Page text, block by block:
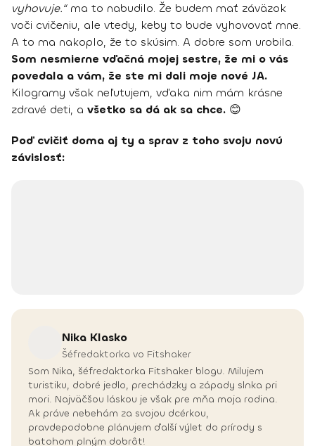
vyhovuje.“ma to nabudilo. Že budem mať záväzok
voči cvičeniu, ale vtedy, keby to bude vyhovovať mne.
A to ma nakoplo, že to skúsim. A dobre som urobila.
Som nesmierne vďačná mojej sestre, že mi o vás
povedala a vám, že ste mi dali moje nové JA.
Kilogramy však neľutujem, vďaka nim mám krásne
zdravé deti, a všetko sa dá ak sa chce. 😊
Poď cvičiť doma aj ty a sprav z toho svoju novú
závislosť:
Nika Klasko
Šéfredaktorka vo Fitshaker
Som Nika, šéfredaktorka Fitshaker blogu. Milujem
turistiku, dobré jedlo, prechádzky a západy slnka pri
mori. Najväčšou láskou je však pre mňa moja rodina.
Ak práve nebehám za svojou dcérkou,
pravdepodobne plánujem ďalší výlet do prírody s
batohom plným dobrôt!